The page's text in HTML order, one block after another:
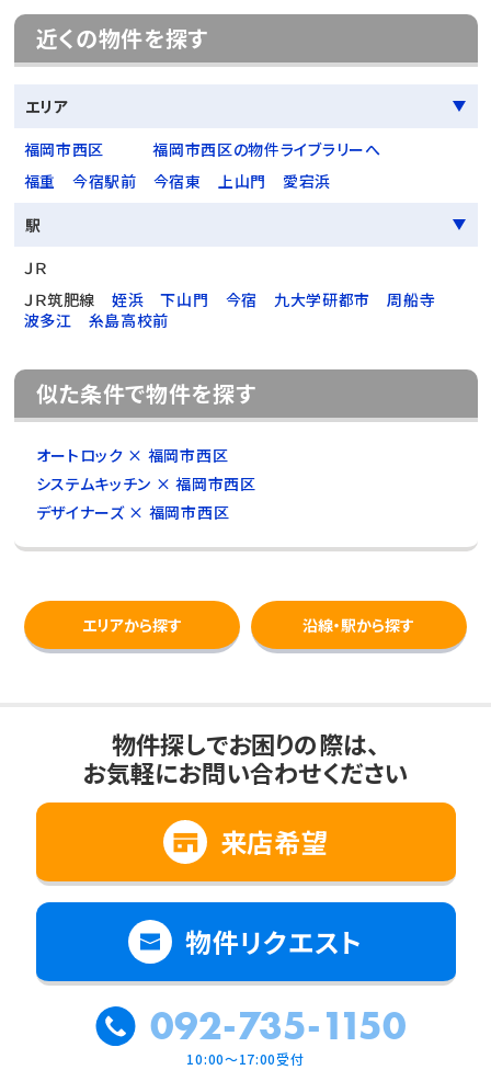
近くの物件を探す
エリア
福岡市西区
福岡市西区の物件ライブラリーへ
福重
今宿駅前 今宿東 上山門
愛宕浜
駅
ＪＲ
ＪＲ筑肥線
姪浜 下山門 今宿 九大学研都市
周船寺
波多江
糸島高校前
似た条件で物件を探す
オートロック × 福岡市西区
システムキッチン × 福岡市西区
デザイナーズ × 福岡市西区
エリアから探す 沿線・駅から探す
物件探しでお困りの際は、
お気軽にお問い合わせください
来店希望
物件リクエスト
092-735-1150
10:00～17:00受付